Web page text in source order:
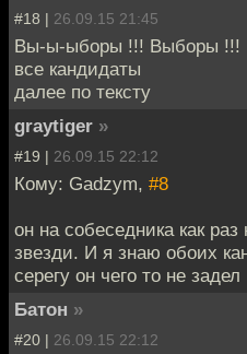
#18 | 26.09.15 21:45
Вы-ы-ыборы !!! Выборы !!!
все кандидаты
далее по тексту
graytiger »
#19 | 26.09.15 22:12
Кому: Gadzym, #8
он на собеседника как
звезди. И я знаю обоих
серегу он чего то не задел
Батон »
#20 | 26.09.15 22:12